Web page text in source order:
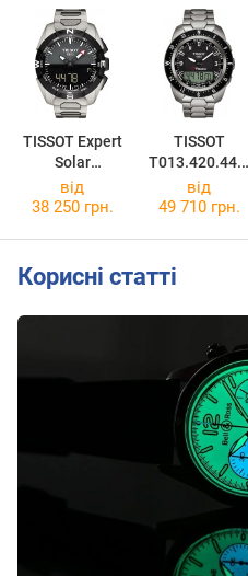
TISSOT Expert
Solar
T091.420.44.0
81.00
TISSOT
57.00
від
38 250 грн.
від
49 710 грн.
Корисні статті